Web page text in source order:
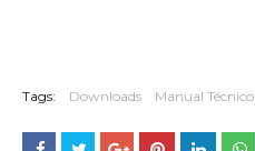
Tags: Downloads Manual Técnico